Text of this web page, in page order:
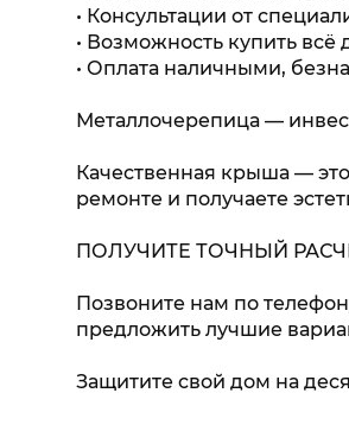
• Консультации от
• Возможность купить
• Оплата наличными,
Металлочерепица —
Качественная крыша —
ремонте и получаете
ПОЛУЧИТЕ ТОЧНЫЙ
Позвоните нам по
предложить лучшие
Защитите свой дом на